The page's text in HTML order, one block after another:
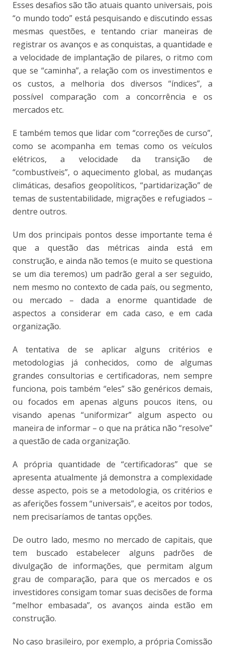
Esses desafios são tão atuais quanto universais, pois
“o mundo todo” está pesquisando e discutindo essas
mesmas questões, e tentando criar maneiras de
registrar os avanços e as conquistas, a quantidade e
a velocidade de implantação de pilares, o ritmo com
que se “caminha”, a relação com os investimentos e
os custos, a melhoria dos diversos “índices”, a
possível comparação com a concorrência e os
mercados etc.
E também temos que lidar com “correções de curso”,
como se acompanha em temas como os veículos
elétricos, a velocidade da transição de
“combustíveis”, o aquecimento global, as mudanças
climáticas, desafios geopolíticos, “partidarização” de
temas de sustentabilidade, migrações e refugiados –
dentre outros.
Um dos principais pontos desse importante tema é
que a questão das métricas ainda está em
construção, e ainda não temos (e muito se questiona
se um dia teremos) um padrão geral a ser seguido,
nem mesmo no contexto de cada país, ou segmento,
ou mercado – dada a enorme quantidade de
aspectos a considerar em cada caso, e em cada
organização.
A tentativa de se aplicar alguns critérios e
metodologias já conhecidos, como de algumas
grandes consultorias e certificadoras, nem sempre
funciona, pois também “eles” são genéricos demais,
ou focados em apenas alguns poucos itens, ou
visando apenas “uniformizar” algum aspecto ou
maneira de informar – o que na prática não “resolve”
a questão de cada organização.
A própria quantidade de “certificadoras” que se
apresenta atualmente já demonstra a complexidade
desse aspecto, pois se a metodologia, os critérios e
as aferições fossem “universais”, e aceitos por todos,
nem precisaríamos de tantas opções.
De outro lado, mesmo no mercado de capitais, que
tem buscado estabelecer alguns padrões de
divulgação de informações, que permitam algum
grau de comparação, para que os mercados e os
investidores consigam tomar suas decisões de forma
“melhor embasada”, os avanços ainda estão em
construção.
No caso brasileiro, por exemplo, a própria Comissão